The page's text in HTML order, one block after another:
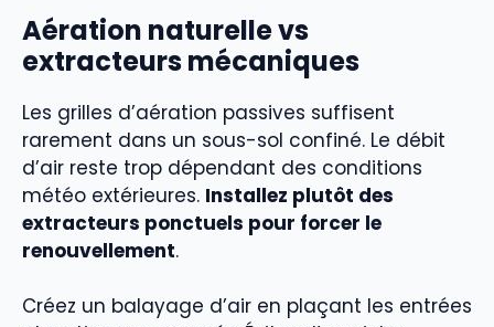
Aération naturelle vs
extracteurs mécaniques
Les grilles d’aération passives suffisent
rarement dans un sous-sol confiné. Le débit
d’air reste trop dépendant des conditions
météo extérieures. Installez plutôt des
extracteurs ponctuels pour forcer le
renouvellement.
Créez un balayage d’air en plaçant les entrées